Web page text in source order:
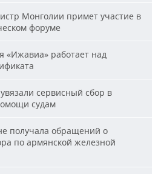
Монголии примет участие в
форуме
«Ижавиа» работает над
сервисный сбор в
судам
получала обращений о
по армянской железной